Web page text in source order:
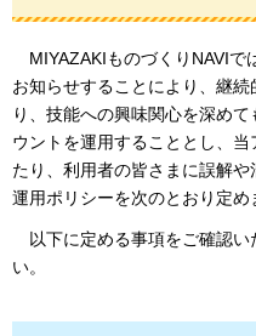
MIYAZAKIものづくりNAVI
お知らせすることにより、継
り、技能への興味関心を深め
ウントを運用することとし、
たり、利用者の皆さまに誤解
運用ポリシーを次のとおり定め
以下に定める事項をご確認
い。